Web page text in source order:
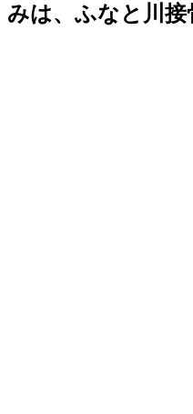
みは、ふなと川接